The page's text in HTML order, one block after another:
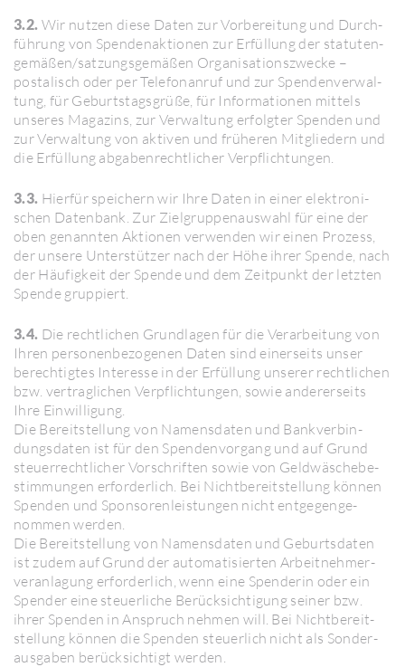
3.2. Wir nutzen diese Daten zur Vorbe­rei­tung und Durch­
füh­rung von Spen­den­ak­tionen zur Erfül­lung der statu­ten­
ge­mäßen/​satzungs­ge­mäßen Orga­ni­sa­ti­ons­zwecke –
posta­lisch oder per Tele­fon­anruf und zur Spen­den­ver­wal­
tung, für Geburts­tags­grüße, für Infor­ma­tionen mittels
unseres Maga­zins, zur Verwal­tung erfolgter Spenden und
zur Verwal­tung von aktiven und früheren Mitglie­dern und
die Erfül­lung abga­ben­recht­li­cher Verpflich­tungen.
3.3. Hierfür spei­chern wir Ihre Daten in einer elek­tro­ni­
schen Daten­bank. Zur Ziel­grup­pen­aus­wahl für eine der
oben genannten Aktionen verwenden wir einen Prozess,
der unsere Unter­stützer nach der Höhe ihrer Spende, nach
der Häufig­keit der Spende und dem Zeit­punkt der letzten
Spende grup­piert.
3.4. Die recht­li­chen Grund­lagen für die Verar­bei­tung von
Ihren perso­nen­be­zo­genen Daten sind einer­seits unser
berech­tigtes Inter­esse in der Erfül­lung unserer recht­li­chen
bzw. vertrag­li­chen Verpflich­tungen, sowie ande­rer­seits
Ihre Einwil­li­gung.
Die Bereit­stel­lung von Namens­daten und Bank­ver­bin­
dungs­daten ist für den Spen­den­vor­gang und auf Grund
steu­er­recht­li­cher Vorschriften sowie von Geld­wä­sche­be­
stim­mungen erfor­der­lich. Bei Nicht­be­reit­stel­lung können
Spenden und Spon­so­ren­leis­tungen nicht entge­gen­ge­
nommen werden.
Die Bereit­stel­lung von Namens­daten und Geburts­daten
ist zudem auf Grund der auto­ma­ti­sierten Arbeit­neh­mer­
ver­an­la­gung erfor­der­lich, wenn eine Spen­derin oder ein
Spender eine steu­er­liche Berück­sich­ti­gung seiner bzw.
ihrer Spenden in Anspruch nehmen will. Bei Nicht­be­reit­
stel­lung können die Spenden steu­er­lich nicht als Sonder­
aus­gaben berück­sich­tigt werden.